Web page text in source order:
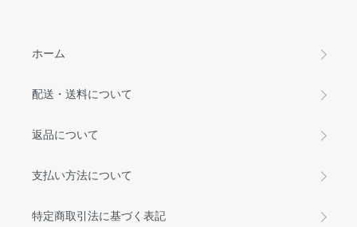
ホーム
配送・送料について
返品について
支払い方法について
特定商取引法に基づく表記